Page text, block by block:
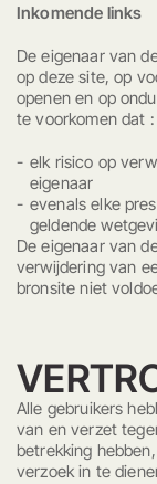
ONTDEK DE
+33
Inkomende links
De eigenaar van
op deze site, op
openen en op
te voorkomen dat :
elk risico op
eigenaar
evenals elke
geldende
De eigenaar van
verwijdering van
bronsite niet
Alle gebruikers
van en verzet
betrekking
verzoek in te